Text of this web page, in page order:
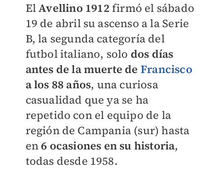
ElAvellino 1912 firmó el sábado
19 de abril su ascenso a la Serie
B, la segunda categoría del
futbol italiano, solo dos días
antes de la muerte de Francisco
a los 88 años, una curiosa
casualidad que ya se ha
repetido con el equipo de la
región de Campania (sur) hasta
en6 ocasiones en su historia,
todas desde 1958.